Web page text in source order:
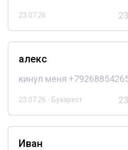
23.07.26
алекс
кинул меня
23.07.26 - Бухарест
Иван